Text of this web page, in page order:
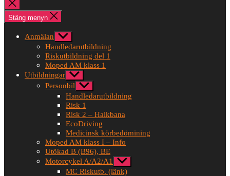
Stäng
sökningen
Stäng menyn
Anmälan Visa
undermeny
Handledarutbildning
Riskutbildning del 1
Moped AM klass 1
Utbildningar Visa
undermeny
Personbil Visa
undermeny
Handledarutbildning
Risk 1
Risk 2 – Halkbana
EcoDriving
Medicinsk körbedömining
Moped AM klass I – Info
Utökad B (B96), BE
Motorcykel A/A2/A1
Visa
undermeny
MC Riskutb. (länk)